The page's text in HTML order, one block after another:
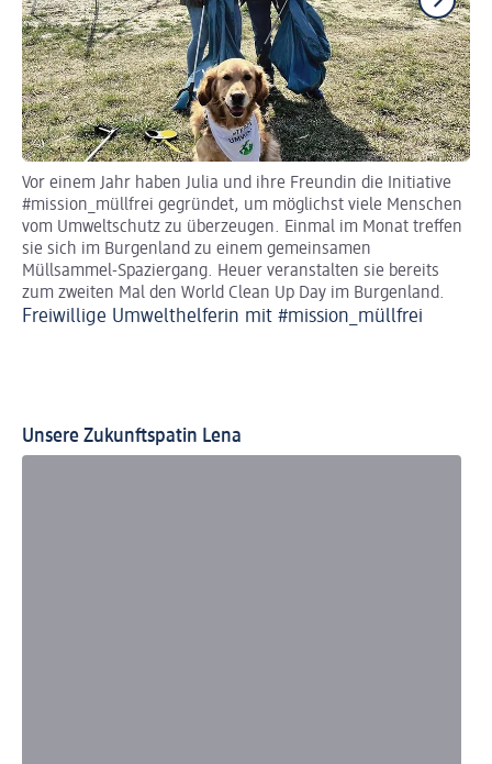
Vor einem Jahr haben Julia und ihre Freundin die Initiative
#mission_müllfrei gegründet, um möglichst viele Menschen
vom Umweltschutz zu überzeugen. Einmal im Monat treffen
sie sich im Burgenland zu einem gemeinsamen
Müllsammel-Spaziergang. Heuer veranstalten sie bereits
zum zweiten Mal den World Clean Up Day im Burgenland.
Freiwillige Umwelthelferin mit #mission_müllfrei
Unsere Zukunftspatin Lena